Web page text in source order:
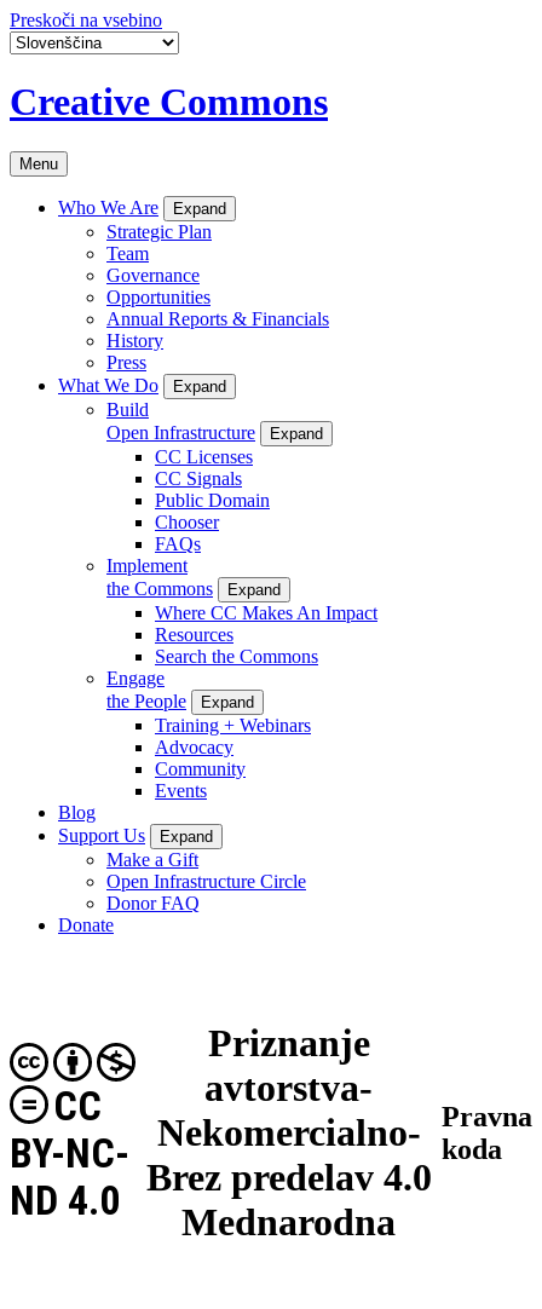
Preskoči na vsebino
Creative Commons
Menu
Who We Are Expand
Strategic Plan
Team
Governance
Opportunities
Annual Reports & Financials
History
Press
What We Do
Expand
Build
Open Infrastructure
Expand
CC Licenses
CC Signals
Public Domain
Chooser
FAQs
Implement
the Commons
Expand
Where CC Makes An Impact
Resources
Search the Commons
Engage
the People
Expand
Training + Webinars
Advocacy
Community
Events
Blog
Support Us
Expand
Make a Gift
Open Infrastructure Circle
Donor FAQ
Donate
Priznanje
avtorstva-
Nekomercialno-
Brez predelav 4.0
Mednarodna
CC
BY-NC-
ND 4.0
Pravna
koda